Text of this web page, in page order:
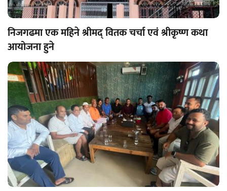
निजगढमा एक महिने श्रीमद् वितक चर्चा एवं श्रीकृष्ण कथा
आयोजना हुने